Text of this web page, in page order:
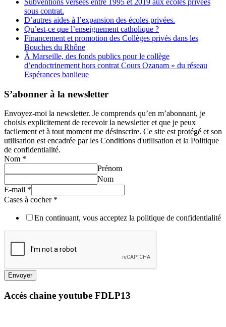
sous contrat.
D’autres aides à l’expansion des écoles privées.
Qu’est-ce que l’enseignement catholique ?
Financement et promotion des Collèges privés dans les
Bouches du Rhône
À Marseille, des fonds publics pour le collège
d’endoctrinement hors contrat Cours Ozanam » du réseau
Espérances banlieue
S’abonner à la newsletter
Envoyez-moi la newsletter. Je comprends qu’en m’abonnant, je
choisis explicitement de recevoir la newsletter et que je peux
facilement et à tout moment me désinscrire. Ce site est protégé et son
utilisation est encadrée par les Conditions d'utilisation et la Politique
de confidentialité.
Nom *
Prénom
Nom
E-mail *
Cases à cocher *
En continuant, vous acceptez la politique de confidentialité
Envoyer
Accés chaine youtube FDLP13